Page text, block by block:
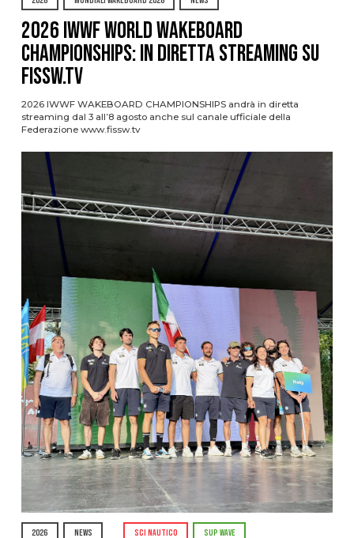
2026 IWWF WORLD WAKEBOARD
CHAMPIONSHIPS: IN DIRETTA STREAMING SU
FISSW.TV
2026 IWWF WAKEBOARD CHAMPIONSHIPS andrà in diretta
streaming dal 3 all’8 agosto anche sul canale ufficiale della
Federazione www.fissw.tv
2026 NEWS SCI NAUTICO SUP WAVE